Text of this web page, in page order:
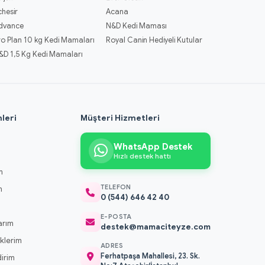
Acana
N&D Kedi Maması
Plan 10 kg Kedi Mamaları
Royal Canin Hediyeli Kutular
1,5 Kg Kedi Mamaları
Müşteri Hizmetleri
WhatsApp Destek
Hızlı destek hattı
TELEFON
0 (544) 646 42 40
E-POSTA
destek@mamaciteyze.com
ADRES
Ferhatpaşa Mahallesi, 23. Sk.